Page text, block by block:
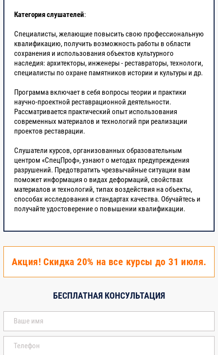
Категория слушателей:
Специалисты, желающие повысить свою профессиональную
квалификацию, получить возможность работы в области
сохранения и использования объектов культурного
наследия: архитекторы, инженеры - реставраторы, технологи,
специалисты по охране памятников истории и культуры и др.
Программа включает в себя вопросы теории и практики
научно-проектной реставрационной деятельности.
Рассматривается практический опыт использования
современных материалов и технологий при реализации
проектов реставрации.
Слушатели курсов, организованных образовательным
центром «СпецПроф», узнают о методах предупреждения
разрушений. Предотвратить чрезвычайные ситуации вам
поможет информация о видах деформаций, свойствах
материалов и технологий, типах воздействия на объекты,
способах исследования и стандартах качества. Обучайтесь и
получайте удостоверение о повышении квалификации.
Акция! Скидка 20% на все курсы до 31 июля.
БЕСПЛАТНАЯ КОНСУЛЬТАЦИЯ